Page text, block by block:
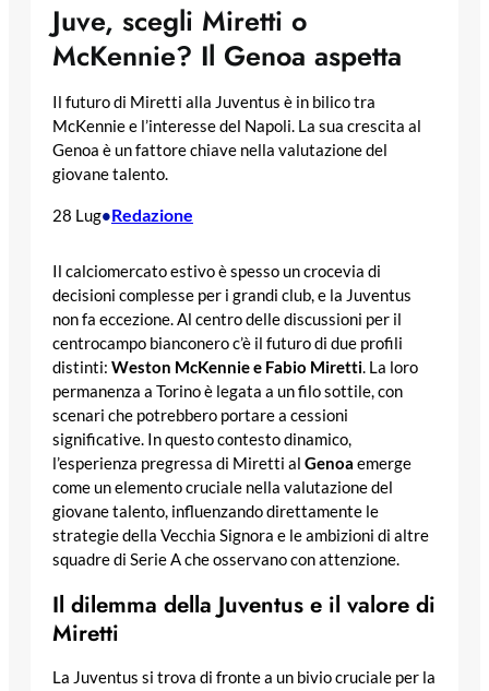
Juve, scegli Miretti o
McKennie? Il Genoa aspetta
Il futuro di Miretti alla Juventus è in bilico tra
McKennie e l’interesse del Napoli. La sua crescita al
Genoa è un fattore chiave nella valutazione del
giovane talento.
28 Lug•Redazione
Il calciomercato estivo è spesso un crocevia di
decisioni complesse per i grandi club, e la Juventus
non fa eccezione. Al centro delle discussioni per il
centrocampo bianconero c’è il futuro di due profili
distinti: Weston McKennie e Fabio Miretti. La loro
permanenza a Torino è legata a un filo sottile, con
scenari che potrebbero portare a cessioni
significative. In questo contesto dinamico,
l’esperienza pregressa di Miretti al Genoa emerge
come un elemento cruciale nella valutazione del
giovane talento, influenzando direttamente le
strategie della Vecchia Signora e le ambizioni di altre
squadre di Serie A che osservano con attenzione.
Il dilemma della Juventus e il valore di
Miretti
La Juventus si trova di fronte a un bivio cruciale per la